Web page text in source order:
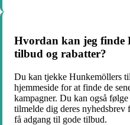
Hvordan kan jeg finde
tilbud og rabatter?
Du kan tjekke Hunkemöllers
hjemmeside for at finde de
kampagner. Du kan også
tilmelde dig deres
få adgang til gode tilbud.